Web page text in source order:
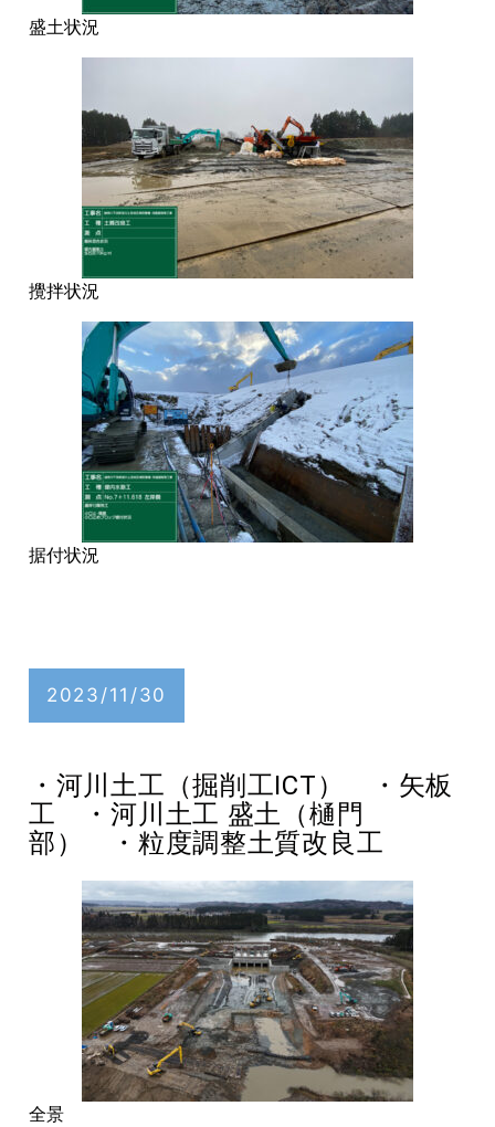
盛土状況
攪拌状況
据付状況
2023/11/30
・河川土工（掘削工ICT） ・矢板
工 ・河川土工 盛土（樋門
部） ・粒度調整土質改良工
全景